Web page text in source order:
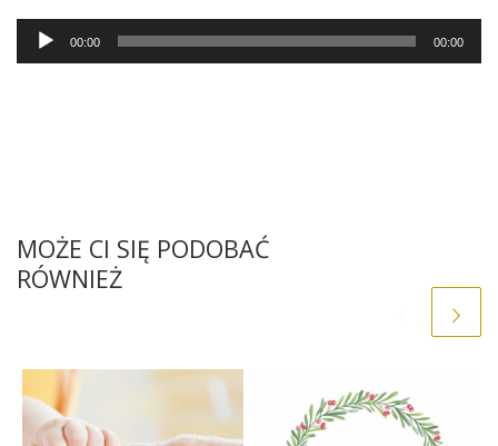
Audio
Player
00:00 00:00
MOŻE CI SIĘ PODOBAĆ
RÓWNIEŻ